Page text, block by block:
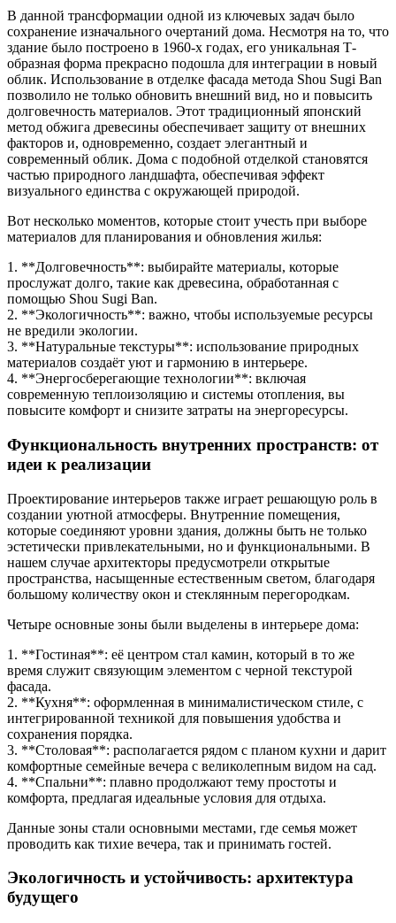
В данной трансформации одной из ключевых задач было
сохранение изначального очертаний дома. Несмотря на то, что
здание было построено в 1960-х годах, его уникальная Т-
образная форма прекрасно подошла для интеграции в новый
облик. Использование в отделке фасада метода Shou Sugi Ban
позволило не только обновить внешний вид, но и повысить
долговечность материалов. Этот традиционный японский
метод обжига древесины обеспечивает защиту от внешних
факторов и, одновременно, создает элегантный и
современный облик. Дома с подобной отделкой становятся
частью природного ландшафта, обеспечивая эффект
визуального единства с окружающей природой.
Вот несколько моментов, которые стоит учесть при выборе
материалов для планирования и обновления жилья:
1. **Долговечность**: выбирайте материалы, которые
прослужат долго, такие как древесина, обработанная с
помощью Shou Sugi Ban.
2. **Экологичность**: важно, чтобы используемые ресурсы
не вредили экологии.
3. **Натуральные текстуры**: использование природных
материалов создаёт уют и гармонию в интерьере.
4. **Энергосберегающие технологии**: включая
современную теплоизоляцию и системы отопления, вы
повысите комфорт и снизите затраты на энергоресурсы.
Функциональность внутренних пространств: от
идеи к реализации
Проектирование интерьеров также играет решающую роль в
создании уютной атмосферы. Внутренние помещения,
которые соединяют уровни здания, должны быть не только
эстетически привлекательными, но и функциональными. В
нашем случае архитекторы предусмотрели открытые
пространства, насыщенные естественным светом, благодаря
большому количеству окон и стеклянным перегородкам.
Четыре основные зоны были выделены в интерьере дома:
1. **Гостиная**: её центром стал камин, который в то же
время служит связующим элементом с черной текстурой
фасада.
2. **Кухня**: оформленная в минималистическом стиле, с
интегрированной техникой для повышения удобства и
сохранения порядка.
3. **Столовая**: располагается рядом с планом кухни и дарит
комфортные семейные вечера с великолепным видом на сад.
4. **Спальни**: плавно продолжают тему простоты и
комфорта, предлагая идеальные условия для отдыха.
Данные зоны стали основными местами, где семья может
проводить как тихие вечера, так и принимать гостей.
Экологичность и устойчивость: архитектура
будущего